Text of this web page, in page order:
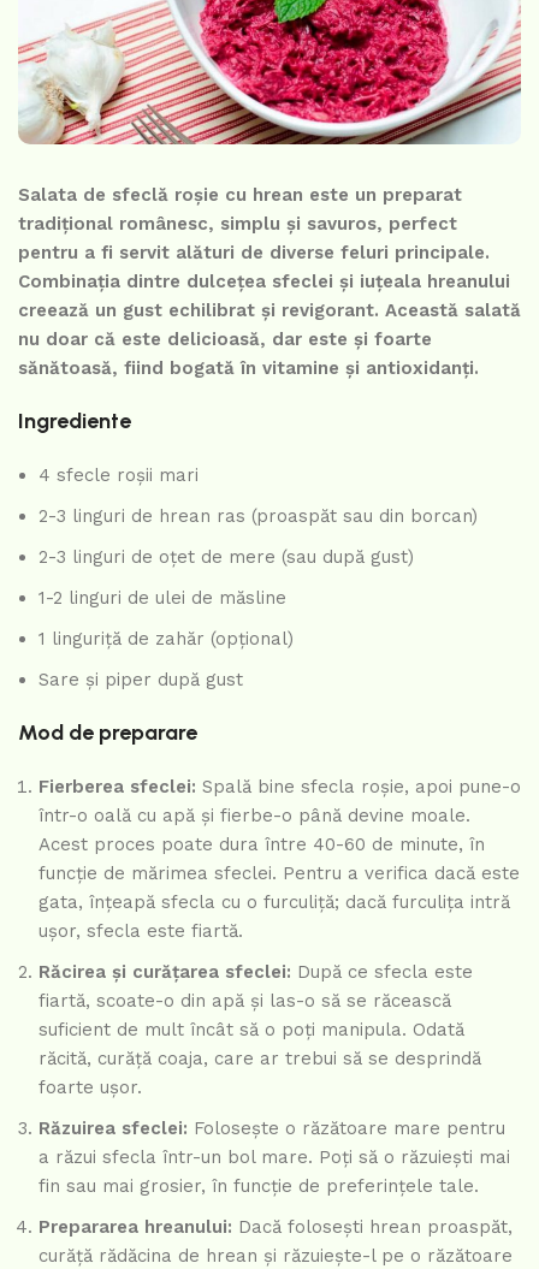
Salata de sfeclă roșie cu hrean este un preparat
tradițional românesc, simplu și savuros, perfect
pentru a fi servit alături de diverse feluri principale.
Combinația dintre dulcețea sfeclei și iuțeala hreanului
creează un gust echilibrat și revigorant. Această salată
nu doar că este delicioasă, dar este și foarte
sănătoasă, fiind bogată în vitamine și antioxidanți.
Ingrediente
4 sfecle roșii mari
2-3 linguri de hrean ras (proaspăt sau din borcan)
2-3 linguri de oțet de mere (sau după gust)
1-2 linguri de ulei de măsline
1 linguriță de zahăr (opțional)
Sare și piper după gust
Mod de preparare
Fierberea sfeclei: Spală bine sfecla roșie, apoi pune-o
într-o oală cu apă și fierbe-o până devine moale.
Acest proces poate dura între 40-60 de minute, în
funcție de mărimea sfeclei. Pentru a verifica dacă este
gata, înțeapă sfecla cu o furculiță; dacă furculița intră
ușor, sfecla este fiartă.
Răcirea și curățarea sfeclei: După ce sfecla este
fiartă, scoate-o din apă și las-o să se răcească
suficient de mult încât să o poți manipula. Odată
răcită, curăță coaja, care ar trebui să se desprindă
foarte ușor.
Răzuirea sfeclei: Folosește o răzătoare mare pentru
a răzui sfecla într-un bol mare. Poți să o răzuiești mai
fin sau mai grosier, în funcție de preferințele tale.
Prepararea hreanului: Dacă folosești hrean proaspăt,
curăță rădăcina de hrean și răzuiește-l pe o răzătoare